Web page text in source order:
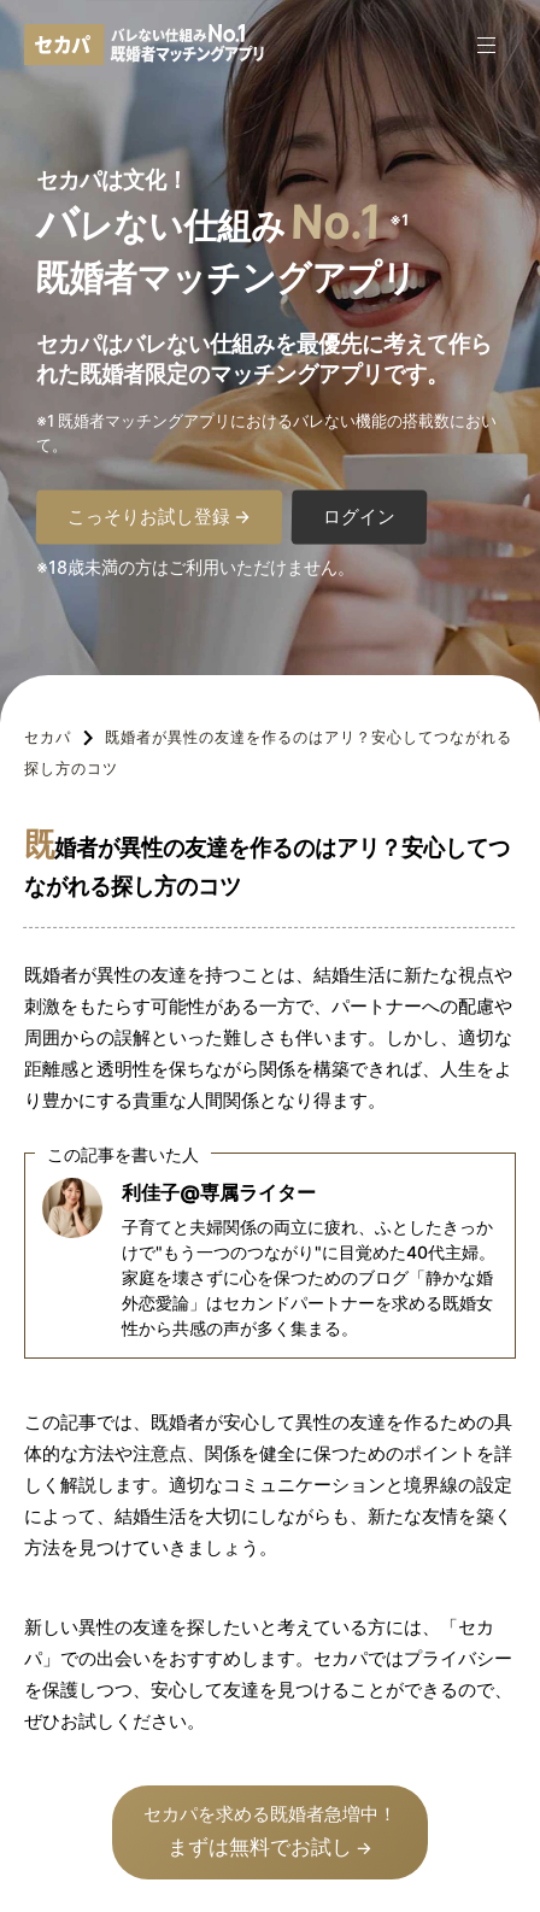
セカパは文化！
バレない仕組みNo.1 ※1
既婚者マッチングアプリ
セカパはバレない仕組みを最優先に考えて作ら
れた既婚者限定のマッチングアプリです。
※1 既婚者マッチングアプリにおけるバレない機能の搭載数におい
て。
こっそりお試し登録 → ログイン
※18歳未満の方はご利用いただけません。
セカパ
既婚者が異性の友達を作るのはアリ？安心してつながれる
探し方のコツ
既婚者が異性の友達を作るのはアリ？安心してつ
ながれる探し方のコツ
既婚者が異性の友達を持つことは、結婚生活に新たな視点や
刺激をもたらす可能性がある一方で、パートナーへの配慮や
周囲からの誤解といった難しさも伴います。しかし、適切な
距離感と透明性を保ちながら関係を構築できれば、人生をよ
り豊かにする貴重な人間関係となり得ます。
この記事を書いた人
利佳子@専属ライター
子育てと夫婦関係の両立に疲れ、ふとしたきっか
けで"もう一つのつながり"に目覚めた40代主婦。
家庭を壊さずに心を保つためのブログ「静かな婚
外恋愛論」はセカンドパートナーを求める既婚女
性から共感の声が多く集まる。
この記事では、既婚者が安心して異性の友達を作るための具
体的な方法や注意点、関係を健全に保つためのポイントを詳
しく解説します。適切なコミュニケーションと境界線の設定
によって、結婚生活を大切にしながらも、新たな友情を築く
方法を見つけていきましょう。
新しい異性の友達を探したいと考えている方には、「セカ
パ」での出会いをおすすめします。セカパではプライバシー
を保護しつつ、安心して友達を見つけることができるので、
ぜひお試しください。
セカパを求める既婚者急増中！
まずは無料でお試し →